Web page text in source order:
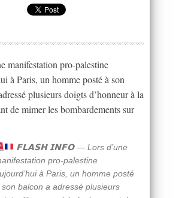
manifestation pro-palestine
à Paris, un homme posté à son
plusieurs doigts d’honneur à la
de mimer les bombardements sur
𝗙𝗟𝗔𝗦𝗛 𝗜𝗡𝗙𝗢 — Lors d’une
pro-palestine
à Paris, un homme posté
son balcon a adressé plusieurs